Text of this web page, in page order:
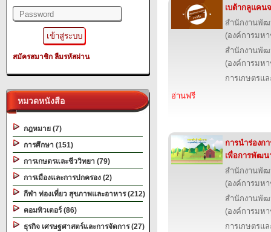
สมัครสมาชิก ลืมรหัสผ่าน
หมวดหนังสือ
กฎหมาย (7)
การศึกษา (151)
การเกษตรและชีววิทยา (79)
การเมืองและการปกครอง (2)
กีฬา ท่องเที่ยว สุขภาพและอาหาร (212)
คอมพิวเตอร์ (86)
ธุรกิจ เศรษฐศาสตร์และการจัดการ (27)
เบต้ากลูแคน
สำนักงานพัฒ
(องค์การมห
สำนักงานพัฒ
(องค์การมห
การเกษตรแ
อ่านฟรี
การนำร่องก
เพื่อการพัฒ
สำนักงานพัฒ
(องค์การมห
สำนักงานพัฒ
(องค์การมห
การเกษตรแ